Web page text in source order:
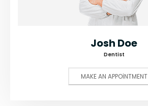
Josh Doe
Dentist
MAKE AN APPOINTMENT